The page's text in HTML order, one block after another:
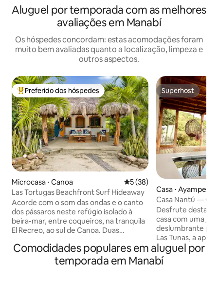
Aluguel por temporada com as melhores
avaliações em Manabí
Os hóspedes concordam: estas acomodações foram
muito bem avaliadas quanto a localização, limpeza e
outros aspectos.
Entre os melhores preferidos dos hóspedes
Preferido dos hóspedes
Microcasa ⋅ Canoa 5 de uma avaliação média
5 (38)
Las Tortugas Beachfront Surf Hideaway
Acorde com o som das ondas e o canto
dos pássaros neste refúgio isolado à
beira-mar, entre coqueiros, na tranquila
El Recreo, ao sul de Canoa. Duas
situadas em exuberantes jardins
tropicais. A casita principal tem uma
cama queen size e móveis
Superhost
Superhost
Casa ⋅ Ayampe
Casa Nantú —
e vista para o mar
Desfrute desta
casa com uma
deslumbrante
Las Tunas, a
apenas 500
pelas montanhas
lugar perfeito
Comodidades populares em aluguel por
temporada em Manabí